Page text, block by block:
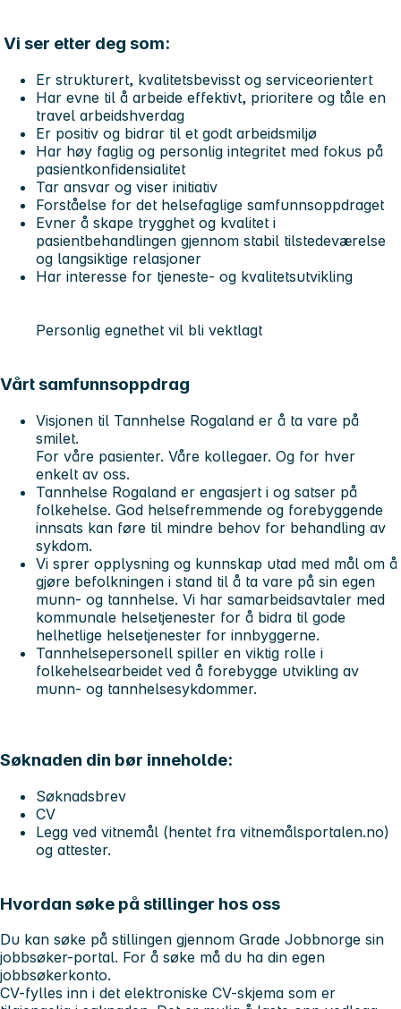
Vi ser etter deg som:
Er strukturert, kvalitetsbevisst og serviceorientert
Har evne til å arbeide effektivt, prioritere og tåle en
travel arbeidshverdag
Er positiv og bidrar til et godt arbeidsmiljø
Har høy faglig og personlig integritet med fokus på
pasientkonfidensialitet
Tar ansvar og viser initiativ
Forståelse for det helsefaglige samfunnsoppdraget
Evner å skape trygghet og kvalitet i
pasientbehandlingen gjennom stabil tilstedeværelse
og langsiktige relasjoner
Har interesse for tjeneste- og kvalitetsutvikling
Personlig egnethet vil bli vektlagt
Vårt samfunnsoppdrag
Visjonen til Tannhelse Rogaland er å ta vare på
smilet.
For våre pasienter. Våre kollegaer. Og for hver
enkelt av oss.
Tannhelse Rogaland er engasjert i og satser på
folkehelse. God helsefremmende og forebyggende
innsats kan føre til mindre behov for behandling av
sykdom.
Vi sprer opplysning og kunnskap utad med mål om å
gjøre befolkningen i stand til å ta vare på sin egen
munn- og tannhelse. Vi har samarbeidsavtaler med
kommunale helsetjenester for å bidra til gode
helhetlige helsetjenester for innbyggerne.
Tannhelsepersonell spiller en viktig rolle i
folkehelsearbeidet ved å forebygge utvikling av
munn- og tannhelsesykdommer.
Søknaden din bør inneholde:
Søknadsbrev
CV
Legg ved vitnemål (hentet fra vitnemålsportalen.no)
og attester.
Hvordan søke på stillinger hos oss
Du kan søke på stillingen gjennom Grade Jobbnorge sin
jobbsøker-portal. For å søke må du ha din egen
jobbsøkerkonto.
CV-fylles inn i det elektroniske CV-skjema som er